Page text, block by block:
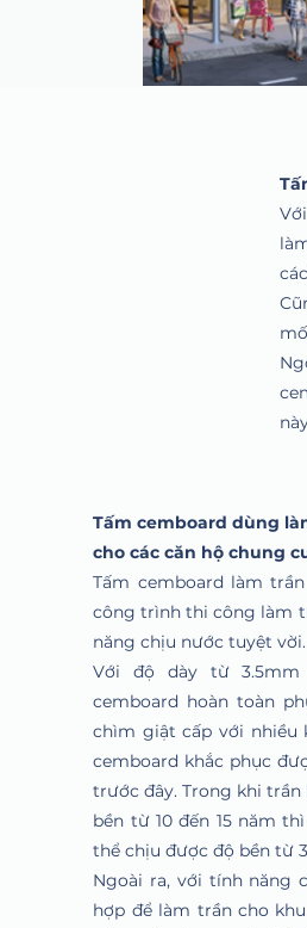
Tấm cemboard dùng
cho các căn hộ chung
Tấm cemboard làm
công trình thi công làm
năng chịu nước tuyệt vời.
Với độ dày từ
cemboard hoàn toàn
chìm giật cấp với nhiều
cemboard khắc phục
trước đây. Trong khi
bền từ 10 đến 15 năm
thể chịu được độ bền từ
Ngoài ra, với tính năng
hợp để làm trần cho